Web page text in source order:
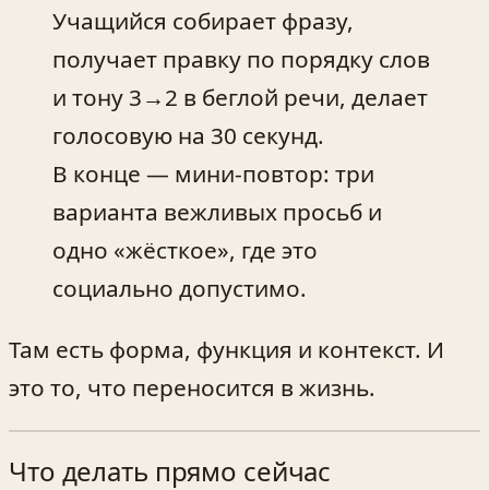
Учащийся собирает фразу,
получает правку по порядку слов
и тону 3→2 в беглой речи, делает
голосовую на 30 секунд.
В конце — мини‑повтор: три
варианта вежливых просьб и
одно «жёсткое», где это
социально допустимо.
Там есть форма, функция и контекст. И
это то, что переносится в жизнь.
Что делать прямо сейчас